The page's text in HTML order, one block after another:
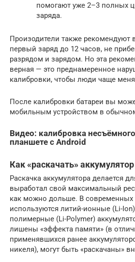
помогают уже 2–3 полных
заряда.
Произодители также рекомендуют
первый заряд до 12 часов, не
разрядом и зарядом. Но эта
верная — это преднамеренное
калибровки, чтобы люди чаще
После калибровки батареи вы
мобильным устройством в
Видео: калибровка
планшете с Android
Как «раскачать» аккумулятор
Раскачка аккумулятора делается
выработал свой максимальный
как можно дольше. В современных
используются литий-ионные (Li-
полимерные (Li-Polymer)
лишены «эффекта памяти» (в
применявшихся ранее
никеля), могут быть «раскачаны»